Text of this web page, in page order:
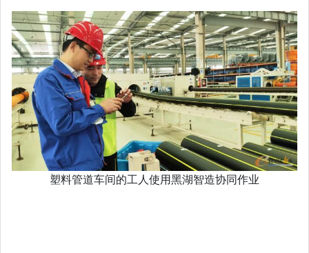
塑料管道车间的工人使用黑湖智造协同作业